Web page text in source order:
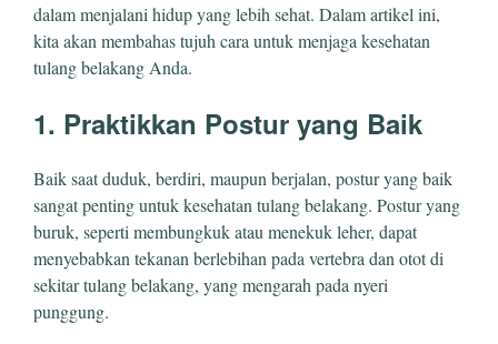
dalam menjalani hidup yang lebih sehat. Dalam artikel ini,
kita akan membahas tujuh cara untuk menjaga kesehatan
tulang belakang Anda.
1. Praktikkan Postur yang Baik
Baik saat duduk, berdiri, maupun berjalan, postur yang baik
sangat penting untuk kesehatan tulang belakang. Postur yang
buruk, seperti membungkuk atau menekuk leher, dapat
menyebabkan tekanan berlebihan pada vertebra dan otot di
sekitar tulang belakang, yang mengarah pada nyeri
punggung.